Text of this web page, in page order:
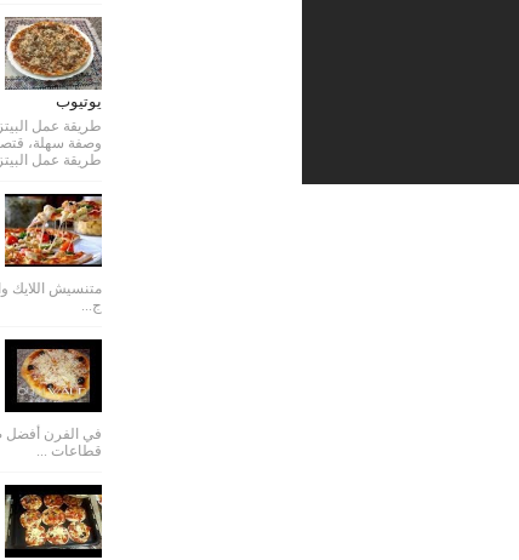
يوتيوب
طريقة عمل
متنسيش اللايك
ج...
في الفرن أفضل
قطاعات ...